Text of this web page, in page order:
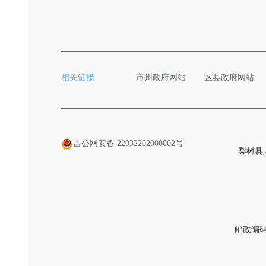
相关链接 市州政府网站 区县政府网站
吉公网安备 22032202000002号
梨树县
邮政编